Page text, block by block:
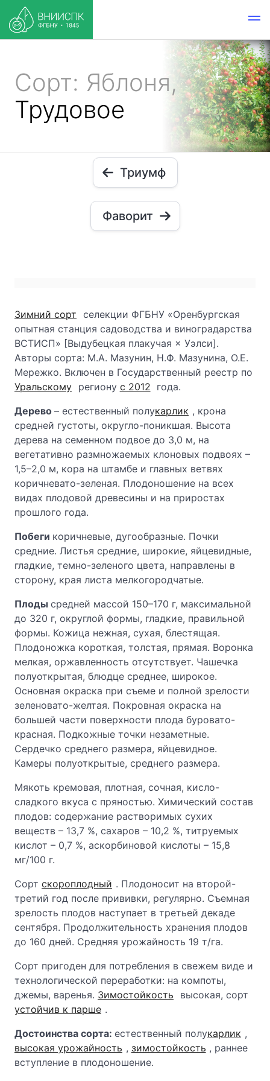
Сорт: Яблоня,
Трудовое
Триумф
Фаворит
Зимний сорт селекции ФГБНУ «Оренбургская
опытная станция садоводства и виноградарства
ВСТИСП» [Выдубецкая плакучая × Уэлси].
Авторы сорта: М.А. Мазунин, Н.Ф. Мазунина, О.Е.
Мережко. Включен в Государственный реестр по
Уральскому региону с 2012 года.
Дерево – естественный полукарлик , крона
средней густоты, округло-поникшая. Высота
дерева на семенном подвое до 3,0 м, на
вегетативно размножаемых клоновых подвоях –
1,5–2,0 м, кора на штамбе и главных ветвях
коричневато-зеленая. Плодоношение на всех
видах плодовой древесины и на приростах
прошлого года.
Побеги коричневые, дугообразные. Почки
средние. Листья средние, широкие, яйцевидные,
гладкие, темно-зеленого цвета, направлены в
сторону, края листа мелкогородчатые.
Плоды средней массой 150–170 г, максимальной
до 320 г, округлой формы, гладкие, правильной
формы. Кожица нежная, сухая, блестящая.
Плодоножка короткая, толстая, прямая. Воронка
мелкая, оржавленность отсутствует. Чашечка
полуоткрытая, блюдце среднее, широкое.
Основная окраска при съеме и полной зрелости
зеленовато-желтая. Покровная окраска на
большей части поверхности плода буровато-
красная. Подкожные точки незаметные.
Сердечко среднего размера, яйцевидное.
Камеры полуоткрытые, среднего размера.
Мякоть кремовая, плотная, сочная, кисло-
сладкого вкуса с пряностью. Химический состав
плодов: содержание растворимых сухих
веществ – 13,7 %, сахаров – 10,2 %, титруемых
кислот – 0,7 %, аскорбиновой кислоты – 15,8
мг/100 г.
Сорт скороплодный . Плодоносит на второй-
третий год после прививки, регулярно. Съемная
зрелость плодов наступает в третьей декаде
сентября. Продолжительность хранения плодов
до 160 дней. Средняя урожайность 19 т/га.
Сорт пригоден для потребления в свежем виде и
технологической переработки: на компоты,
джемы, варенья. Зимостойкость
высокая, сорт
устойчив к парше .
Достоинства сорта: естественный полукарлик ,
высокая урожайность , зимостойкость , раннее
вступление в плодоношение.